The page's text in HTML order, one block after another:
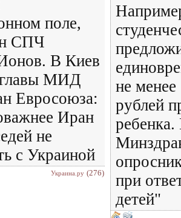
поле,
СПЧ
В Киев
главы МИД
Евросоюза:
Иран
не
с Украиной
Украина.ру (276)
не
рублей
ребенка.
при
детей"